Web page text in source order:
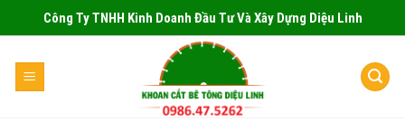
to
Công Ty TNHH Kinh Doanh Đầu Tư Và Xây Dựng Diệu Linh